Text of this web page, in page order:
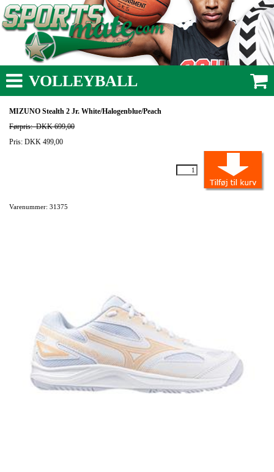
VOLLEYBALL
MIZUNO Stealth 2 Jr. White/Halogenblue/Peach
Førpris:DKK 699,00
Pris: DKK 499,00
Varenummer: 31375